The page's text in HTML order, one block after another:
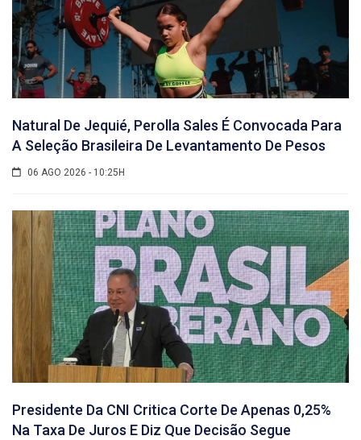
Natural De Jequié, Perolla Sales É Convocada Para
A Seleção Brasileira De Levantamento De Pesos
06 AGO 2026 - 10:25H
Presidente Da CNI Critica Corte De Apenas 0,25%
Na Taxa De Juros E Diz Que Decisão Segue